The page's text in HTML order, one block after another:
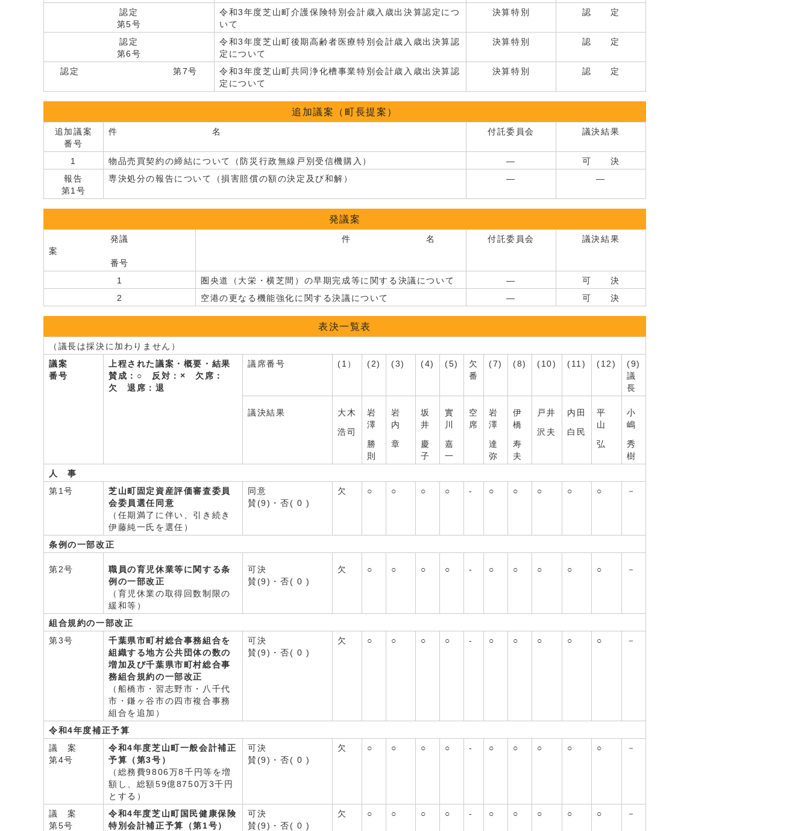
認定
第5号
令和3年度芝山町介護保険特別会計歳入歳出決算認定につ
いて
決算特別 認 定
認定
第6号
令和3年度芝山町後期高齢者医療特別会計歳入歳出決算認
定について
決算特別 認 定
認定 第7号
令和3年度芝山町共同浄化槽事業特別会計歳入歳出決算認
定について
決算特別 認 定
追加議案（町長提案）
追加議案
番号
件 名 付託委員会 議決結果
1 物品売買契約の締結について（防災行政無線戸別受信機購入） ―
可 決
報告
第1号
専決処分の報告について（損害賠償の額の決定及び和解） ― ―
発議案
発議
案
番号
件 名 付託委員会 議決結果
1 圏央道（大栄・横芝間）の早期完成等に関する決議について ―
可 決
2
空港の更なる機能強化に関する決議について ― 可 決
表決一覧表
（議長は採決に加わりません）
議案
番号
上程された議案・概要・結果
賛成：○ 反対：× 欠席：
欠 退席：退
議席番号 (1） (2) (3) (4) (5)
欠
番
(7) (8) (10) (11) (12)
(9)
議
長
議決結果 大木
浩司
岩
澤
勝
則
岩
内
章
坂
井
慶
子
實
川
嘉
一
空
席
岩
澤
達
弥
伊
橋
寿
夫
戸井
沢夫
内田
白民
平
山
弘
小
嶋
秀
樹
人 事
第1号
芝山町固定資産評価審査委員
会委員選任同意
（任期満了に伴い、引き続き
伊藤純一氏を選任）
同意
賛(9)・否( 0 )
欠 ○ ○ ○ ○ - ○ ○ ○ ○ ○ －
条例の一部改正
第2号
職員の育児休業等に関する条
例の一部改正
（育児休業の取得回数制限の
緩和等）
可決
賛(9)・否( 0 )
欠 ○ ○ ○ ○ - ○ ○ ○ ○ ○ －
組合規約の一部改正
第3号
千葉県市町村総合事務組合を
組織する地方公共団体の数の
増加及び千葉県市町村総合事
務組合規約の一部改正
（船橋市・習志野市・八千代
市・鎌ヶ谷市の四市複合事務
組合を追加）
可決
賛(9)・否( 0 )
欠 ○ ○ ○ ○ - ○ ○ ○ ○ ○ －
令和4年度補正予算
議 案
第4号
令和4年度芝山町一般会計補正
予算（第3号）
（総務費9806万8千円等を増
額し、総額59億8750万3千円
とする）
可決
賛(9)・否( 0 )
欠 ○ ○ ○ ○ - ○ ○ ○ ○ ○ －
議 案
第5号
令和4年度芝山町国民健康保険
特別会計補正予算（第1号）
可決
賛(9)・否( 0 )
欠 ○ ○ ○ ○ - ○ ○ ○ ○ ○ －